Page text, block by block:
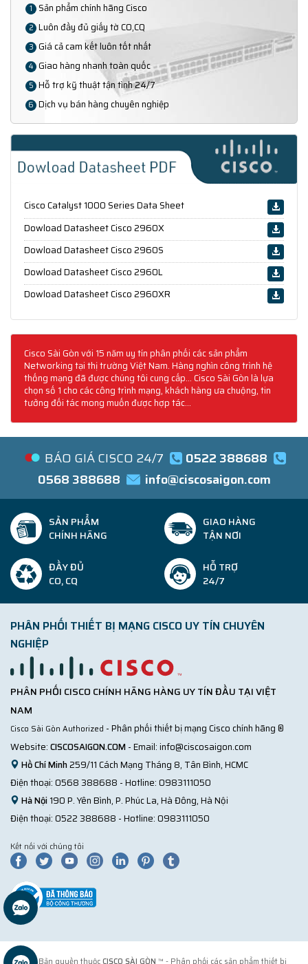
1 Sản phẩm chính hãng Cisco
2 Luôn đầy đủ giấy tờ CO,CQ
3 Giá cả cam kết luôn tốt nhất
4 Giao hàng nhanh toàn quốc
5 Hỗ trợ kỹ thuật tận tình 24/7
6 Dịch vụ bán hàng chuyên nghiệp
Cisco Catalyst 1000 Series Data Sheet
Dowload Datasheet Cisco 2960X
Dowload Datasheet Cisco 2960S
Dowload Datasheet Cisco 2960L
Dowload Datasheet Cisco 2960XR
Cisco Sài Gòn với 15 năm uy tín phân phối các sản phẩm
Networking tại thị trường Việt Nam. Hàng nghìn công trình hệ
thống mạng đã được chúng tôi cung cấp... Cisco Sài Gòn là lựa
chọn số 1 cho các công trình mạng, khách hàng ưa chuộng, tin
tưởng đối tác mong muốn được hợp tác...
BÁO GIÁ CISCO 24/7
0522 388688
0568 388688
info@ciscosaigon.com
SẢN PHẨM
CHÍNH HÃNG
GIAO HÀNG
TẬN NƠI
ĐẦY ĐỦ
CO, CQ
HỖ TRỢ
24/7
PHÂN PHỐI THIẾT BỊ MẠNG CISCO UY TÍN CHUYÊN
NGHIỆP
PHÂN PHỐI CISCO CHÍNH HÃNG HÀNG UY TÍN ĐẦU TẠI VIỆT
NAM
Cisco Sài Gòn Authorized - Phân phối thiết bị mạng Cisco chính hãng ®
Website:CISCOSAIGON.COM - Email:info@ciscosaigon.com
Hồ Chí Minh259/11 Cách Mạng Tháng 8, Tân Bình, HCMC
Điện thoại:0568 388688 - Hotline:0983111050
Hà Nội190 P. Yên Bình, P. Phúc La, Hà Đông, Hà Nội
Điện thoại:0522 388688 - Hotline:0983111050
Kết nối với chúng tôi
© 2018 Bản quyền thuộcCISCO SÀI GÒN ™ - Phân phối các sản phẩm thiết bị